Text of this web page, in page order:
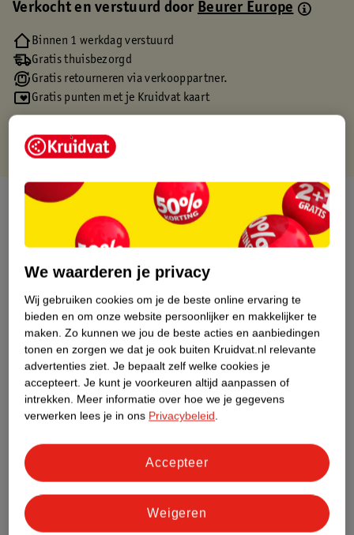
Verkocht en verstuurd doorBeurer Europe
Binnen 1 werkdag verstuurd
Gratis thuisbezorgd
Gratis retourneren via verkooppartner.
Gratis punten met je Kruidvat kaart
Over dit product
Productinformatie
Nature Impact Score
Dit product heeft (nog) geen Nature
Impact Score.
Meer informatie
Bestel & Bezorginformatie
Bekijk ook
We waarderen je privacy
Wij gebruiken cookies om je de beste online ervaring te
bieden en om onze website persoonlijker en makkelijker te
maken. Zo kunnen we jou de beste acties en aanbiedingen
tonen en zorgen we dat je ook buiten Kruidvat.nl relevante
advertenties ziet. Je bepaalt zelf welke cookies je
accepteert. Je kunt je voorkeuren altijd aanpassen of
intrekken. Meer informatie over hoe we je gegevens
verwerken lees je in ons Privacybeleid.
Weigeren
Accepteer